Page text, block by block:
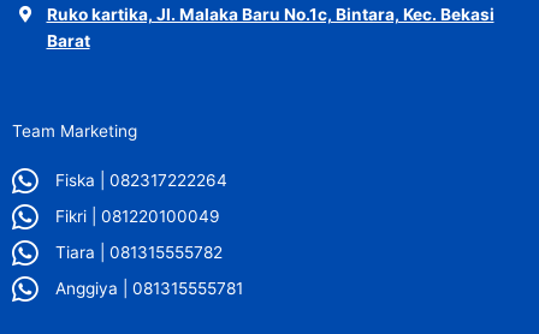
Ruko kartika, Jl. Malaka Baru No.1c, Bintara, Kec. Bekasi
Barat
Team Marketing
Fiska | 082317222264
Fikri | 081220100049
Tiara | 081315555782
Anggiya | 081315555781